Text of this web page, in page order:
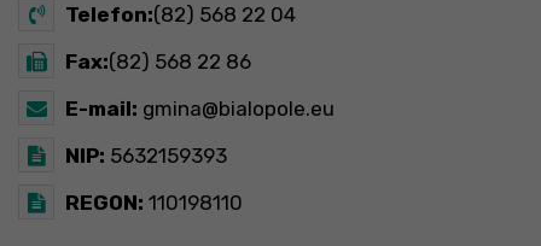
Telefon:(82) 568 22 04
Fax:(82) 568 22 86
E-mail: gmina@bialopole.eu
NIP: 5632159393
REGON: 110198110